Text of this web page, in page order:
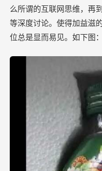
么所谓的互联网思维，再
等深度讨论。使得加益滋
位总是显而易见。如下图：